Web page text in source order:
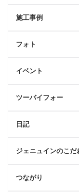
ホーム
新築トップ
リフォームトップ
最新のページ
施工事例
新築
リフォーム
店舗
フォト
フォトギャラリ
テイスト別施工例
イベント
イベント情報
2024省エネキャ
ツーバイフォー
ツーバイフォー
リフォーム可能
ツーバイフォー
日記
工事日記/新築
工事日記/リフォ
ジェニュインのこだ
WEBオープンハ
つながり